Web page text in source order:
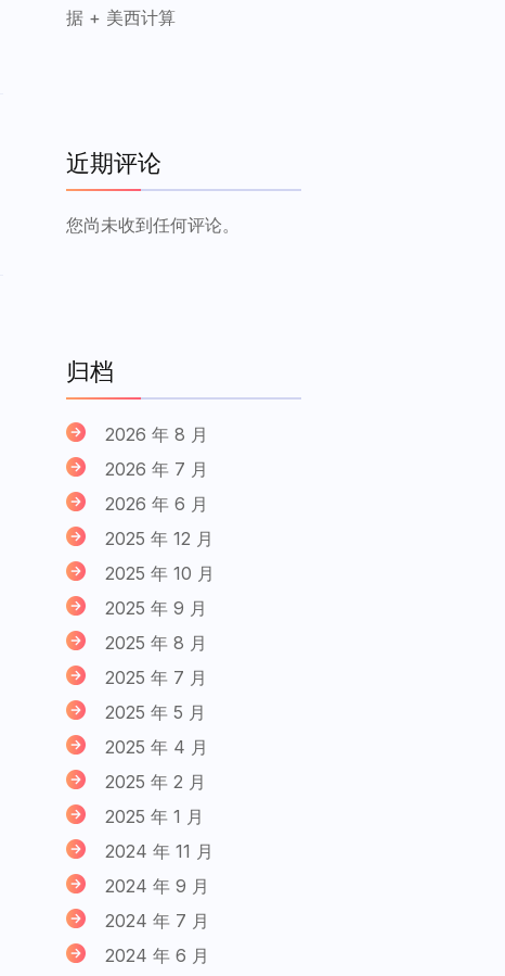
据 + 美西计算
近期评论
您尚未收到任何评论。
归档
2026 年 8 月
2026 年 7 月
2026 年 6 月
2025 年 12 月
2025 年 10 月
2025 年 9 月
2025 年 8 月
2025 年 7 月
2025 年 5 月
2025 年 4 月
2025 年 2 月
2025 年 1 月
2024 年 11 月
2024 年 9 月
2024 年 7 月
2024 年 6 月